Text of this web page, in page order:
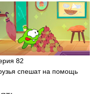
82
спешат на помощь